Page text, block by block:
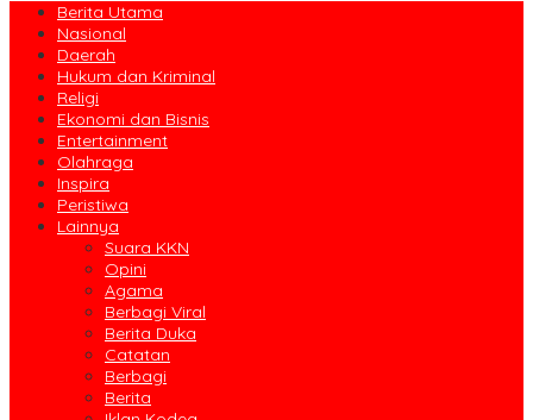
Berita Utama
Nasional
Daerah
Hukum dan Kriminal
Religi
Ekonomi dan Bisnis
Entertainment
Olahraga
Inspira
Peristiwa
Lainnya
Suara KKN
Opini
Agama
Berbagi Viral
Berita Duka
Catatan
Berbagi
Berita